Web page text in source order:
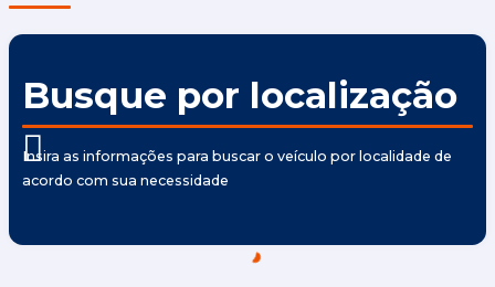
Busque por localização
Insira as informações para buscar o veículo por localidade de
acordo com sua necessidade